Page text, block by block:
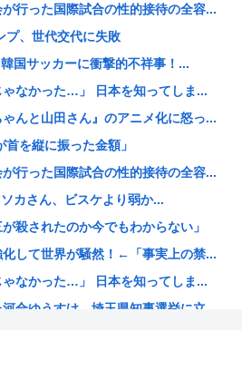
の撮影会の様子をご覧くださいｗ...
べてる男の部屋、ガチでエグいw...
の7割は山…それでも日本が世界...
が強かったの
を一斉発表
た1995年新年3・4合併号に...
勢？）はすぐに使えな...
試験発射に成功！北朝鮮が激怒「...
イバー攻撃とかｗｗｗおまえ...
されない避難所のあり方を許しは...
スカポリスのコスプレ披露www
行った国際試合の性的接待の全容...
プ、世代交代に失敗
国サッカーに衝撃的不祥事！...
なかった…」 日本を知ってしま...
んと山田さん』のアニメ化に怒っ...
首を縦に振った金額」
行った国際試合の性的接待の全容...
カさん、ビスケより弱か...
殺されたのか今でもわからない」
して世界が騒然！←「事実上の禁...
なかった…」 日本を知ってしま...
合ゆうすけ、埼玉県知事選挙に立...